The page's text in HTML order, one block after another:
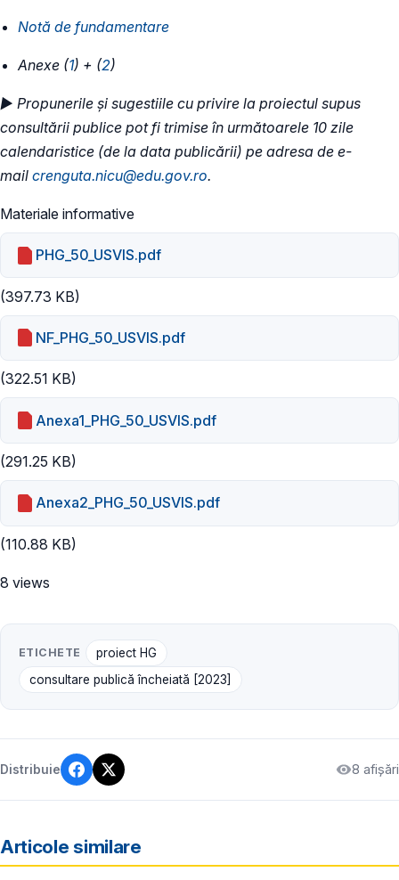
Notă de fundamentare
Anexe (1) + (2)
► Propunerile și sugestiile cu privire la proiectul supus
consultării publice pot fi trimise în următoarele 10 zile
calendaristice (de la data publicării) pe adresa de e-
mail crenguta.nicu@edu.gov.ro.
Materiale informative
PHG_50_USVIS.pdf
(397.73 KB)
NF_PHG_50_USVIS.pdf
(322.51 KB)
Anexa1_PHG_50_USVIS.pdf
(291.25 KB)
Anexa2_PHG_50_USVIS.pdf
(110.88 KB)
8 views
ETICHETE
proiect HG
consultare publică încheiată [2023]
Distribuie 8 afișări
Articole similare